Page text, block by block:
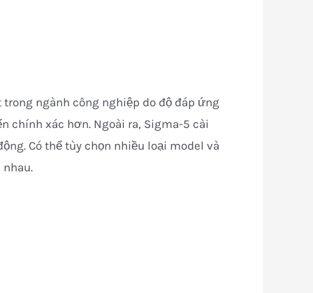
ngành công nghiệp do độ đáp ứng
chính xác hơn. Ngoài ra, Sigma-5 cài
Có thể tùy chọn nhiều loại model và